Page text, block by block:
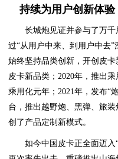
持续为用户创新体
长城炮见证并参与了万
过“从用户中来、到用户中去”
始终坚持品类创新，开创皮
皮卡新品类；2020年，推出
乘用化元年；2021年，发布“
台，推出越野炮、黑弹、旅
创了产品定制新模式。
如今中国皮卡正全面迈入